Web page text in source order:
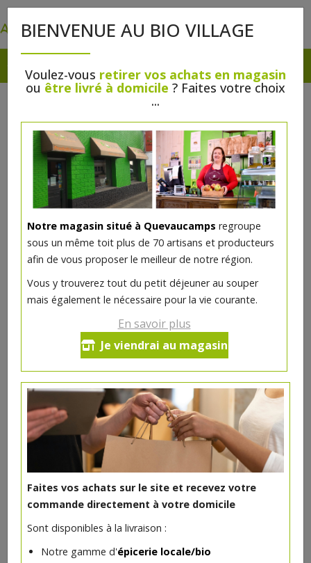
BIENVENUE AU BIO VILLAGE
Voulez-vous retirer vos achats en magasin
ou être livré à domicile ? Faites votre choix
...
Notre magasin situé à Quevaucamps regroupe
sous un même toit plus de 70 artisans et producteurs
afin de vous proposer le meilleur de notre région.
Vous y trouverez tout du petit déjeuner au souper
mais également le nécessaire pour la vie courante.
En savoir plus
Je viendrai au magasin
Faites vos achats sur le site et recevez votre
commande directement à votre domicile
Sont disponibles à la livraison :
Notre gamme d'épicerie locale/bio
Spirelli riz complet bio 250g
Ce produit est indisponible pour le moment.
DANS LA MÊME CATÉGORIE ...
Petit déjeuner